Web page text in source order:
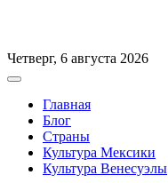
Перейти
к
Четверг, 6 августа 2026
Вне
холстаГлавная
Блог
Страны
Культура Мексики
Культура Венесуэлы